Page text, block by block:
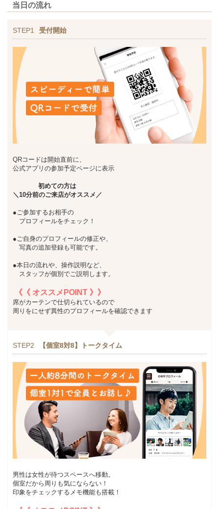
当日の流れ
STEP1 受付開始
QRコードは開始直前に、
公式アプリの参加予定ページに表示
初めての方は
＼10分前のご来店がオススメ／
●ご参加するお相手の
プロフィールをチェック！
●ご自身のプロフィールの修正や、
写真の追加登録も可能です。
●本日の流れや、操作説明など、
スタッフが個別でご説明します。
《《 オススメPOINT 》》
席がカーテンで仕切られているので
周りをにせず異性のプロフィールを確認できます
STEP2 【個室8対8】トークタイム
男性は女性が待つスペースへ移動。
個室だから周りも気にならない！
印象をチェックするメモ機能も搭載！